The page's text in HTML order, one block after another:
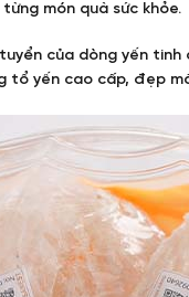
món quà sức khỏe.
của dòng yến
tổ yến cao cấp, đẹp